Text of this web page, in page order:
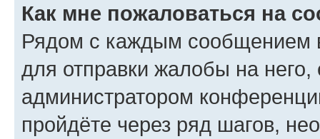
Как мне пожаловаться на
Рядом с каждым сообщением
для отправки жалобы на
администратором
пройдёте через ряд шагов,